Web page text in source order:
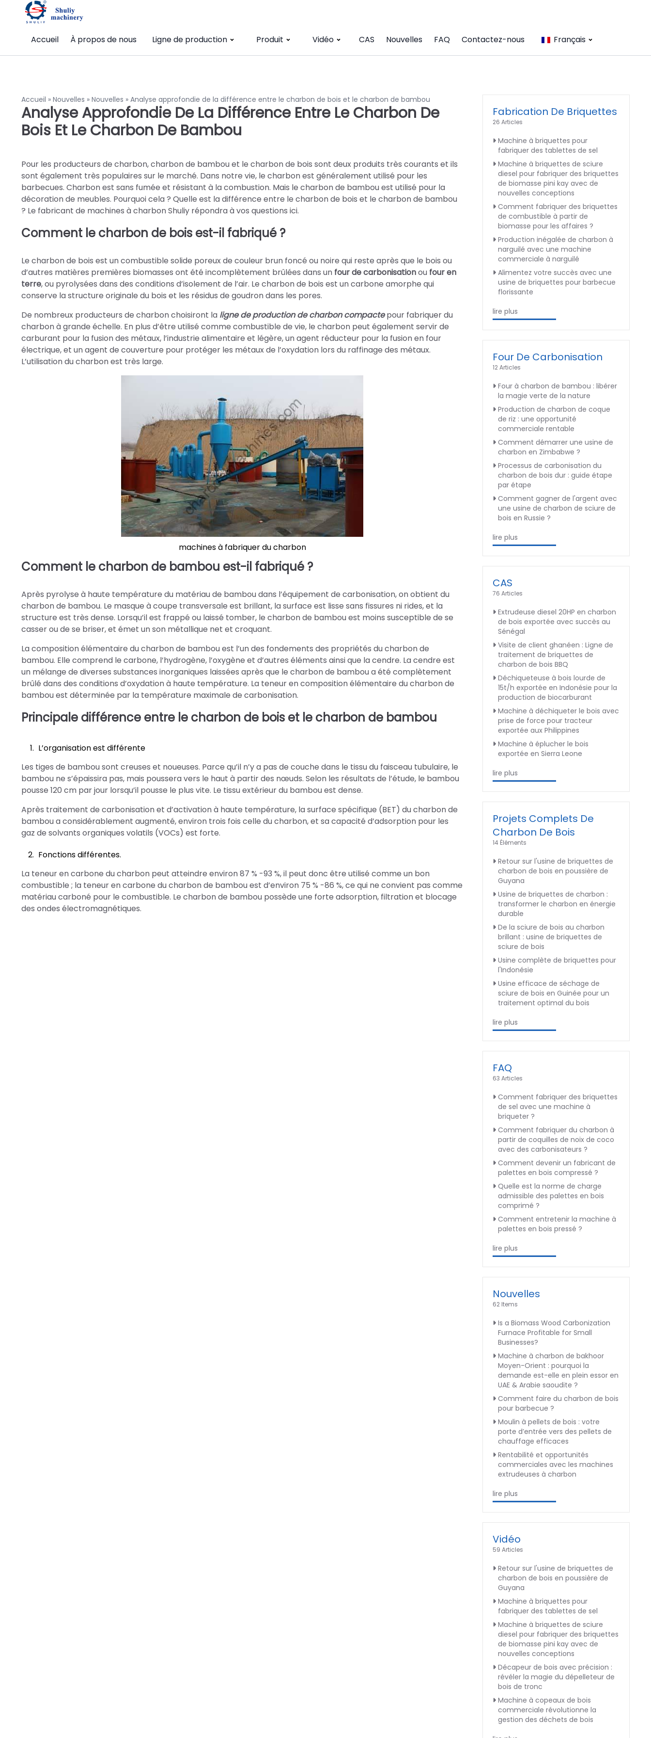
Accueil À propos de nous Ligne de production Produit Vidéo CAS Nouvelles FAQ Contactez-nous Français
Accueil » Nouvelles » Nouvelles » Analyse approfondie de la différence entre le charbon de bois et le charbon de bambou
Analyse Approfondie De La Différence Entre Le Charbon De
Bois Et Le Charbon De Bambou
Pour les producteurs de charbon, charbon de bambou et le charbon de bois sont deux produits très courants et ils
sont également très populaires sur le marché. Dans notre vie, le charbon est généralement utilisé pour les
barbecues. Charbon est sans fumée et résistant à la combustion. Mais le charbon de bambou est utilisé pour la
décoration de meubles. Pourquoi cela ? Quelle est la différence entre le charbon de bois et le charbon de bambou
? Le fabricant de machines à charbon Shuliy répondra à vos questions ici.
Comment le charbon de bois est-il fabriqué ?
Le charbon de bois est un combustible solide poreux de couleur brun foncé ou noire qui reste après que le bois ou
d’autres matières premières biomasses ont été incomplètement brûlées dans un four de carbonisationou four en
terre, ou pyrolysées dans des conditions d’isolement de l’air. Le charbon de bois est un carbone amorphe qui
conserve la structure originale du bois et les résidus de goudron dans les pores.
De nombreux producteurs de charbon choisiront la ligne de production de charbon compactepour fabriquer du
charbon à grande échelle. En plus d’être utilisé comme combustible de vie, le charbon peut également servir de
carburant pour la fusion des métaux, l’industrie alimentaire et légère, un agent réducteur pour la fusion en four
électrique, et un agent de couverture pour protéger les métaux de l’oxydation lors du raffinage des métaux.
L’utilisation du charbon est très large.
machines à fabriquer du charbon
Comment le charbon de bambou est-il fabriqué ?
Après pyrolyse à haute température du matériau de bambou dans l’équipement de carbonisation, on obtient du
charbon de bambou. Le masque à coupe transversale est brillant, la surface est lisse sans fissures ni rides, et la
structure est très dense. Lorsqu’il est frappé ou laissé tomber, le charbon de bambou est moins susceptible de se
casser ou de se briser, et émet un son métallique net et croquant.
La composition élémentaire du charbon de bambou est l’un des fondements des propriétés du charbon de
bambou. Elle comprend le carbone, l’hydrogène, l’oxygène et d’autres éléments ainsi que la cendre. La cendre est
un mélange de diverses substances inorganiques laissées après que le charbon de bambou a été complètement
brûlé dans des conditions d’oxydation à haute température. La teneur en composition élémentaire du charbon de
bambou est déterminée par la température maximale de carbonisation.
Principale différence entre le charbon de bois et le charbon de bambou
L’organisation est différente
Les tiges de bambou sont creuses et noueuses. Parce qu’il n’y a pas de couche dans le tissu du faisceau tubulaire, le
bambou ne s’épaissira pas, mais poussera vers le haut à partir des nœuds. Selon les résultats de l’étude, le bambou
pousse 120 cm par jour lorsqu’il pousse le plus vite. Le tissu extérieur du bambou est dense.
Après traitement de carbonisation et d’activation à haute température, la surface spécifique (BET) du charbon de
bambou a considérablement augmenté, environ trois fois celle du charbon, et sa capacité d’adsorption pour les
gaz de solvants organiques volatils (VOCs) est forte.
Fonctions différentes.
La teneur en carbone du charbon peut atteindre environ 87 % -93 %, il peut donc être utilisé comme un bon
combustible ; la teneur en carbone du charbon de bambou est d’environ 75 % -86 %, ce qui ne convient pas comme
matériau carboné pour le combustible. Le charbon de bambou possède une forte adsorption, filtration et blocage
des ondes électromagnétiques.
Fabrication De Briquettes
26 Articles
Machine à briquettes pour
fabriquer des tablettes de sel
Machine à briquettes de sciure
diesel pour fabriquer des briquettes
de biomasse pini kay avec de
nouvelles conceptions
Comment fabriquer des briquettes
de combustible à partir de
biomasse pour les affaires ?
Production inégalée de charbon à
narguilé avec une machine
commerciale à narguilé
Alimentez votre succès avec une
usine de briquettes pour barbecue
florissante
lire plus
Four De Carbonisation
12 Articles
Four à charbon de bambou : libérer
la magie verte de la nature
Production de charbon de coque
de riz : une opportunité
commerciale rentable
Comment démarrer une usine de
charbon en Zimbabwe ?
Processus de carbonisation du
charbon de bois dur : guide étape
par étape
Comment gagner de l'argent avec
une usine de charbon de sciure de
bois en Russie ?
lire plus
CAS
76 Articles
Extrudeuse diesel 20HP en charbon
de bois exportée avec succès au
Sénégal
Visite de client ghanéen : Ligne de
traitement de briquettes de
charbon de bois BBQ
Déchiqueteuse à bois lourde de
15t/h exportée en Indonésie pour la
production de biocarburant
Machine à déchiqueter le bois avec
prise de force pour tracteur
exportée aux Philippines
Machine à éplucher le bois
exportée en Sierra Leone
lire plus
Projets Complets De
Charbon De Bois
14 Éléments
Retour sur l'usine de briquettes de
charbon de bois en poussière de
Guyana
Usine de briquettes de charbon :
transformer le charbon en énergie
durable
De la sciure de bois au charbon
brillant : usine de briquettes de
sciure de bois
Usine complète de briquettes pour
l'Indonésie
Usine efficace de séchage de
sciure de bois en Guinée pour un
traitement optimal du bois
lire plus
FAQ
63 Articles
Comment fabriquer des briquettes
de sel avec une machine à
briqueter ?
Comment fabriquer du charbon à
partir de coquilles de noix de coco
avec des carbonisateurs ?
Comment devenir un fabricant de
palettes en bois compressé ?
Quelle est la norme de charge
admissible des palettes en bois
comprimé ?
Comment entretenir la machine à
palettes en bois pressé ?
lire plus
Nouvelles
62 Items
Is a Biomass Wood Carbonization
Furnace Profitable for Small
Businesses?
Machine à charbon de bakhoor
Moyen-Orient : pourquoi la
demande est-elle en plein essor en
UAE & Arabie saoudite ?
Comment faire du charbon de bois
pour barbecue ?
Moulin à pellets de bois : votre
porte d’entrée vers des pellets de
chauffage efficaces
Rentabilité et opportunités
commerciales avec les machines
extrudeuses à charbon
lire plus
Vidéo
59 Articles
Retour sur l'usine de briquettes de
charbon de bois en poussière de
Guyana
Machine à briquettes pour
fabriquer des tablettes de sel
Machine à briquettes de sciure
diesel pour fabriquer des briquettes
de biomasse pini kay avec de
nouvelles conceptions
Décapeur de bois avec précision :
révéler la magie du dépelleteur de
bois de tronc
Machine à copeaux de bois
commerciale révolutionne la
gestion des déchets de bois